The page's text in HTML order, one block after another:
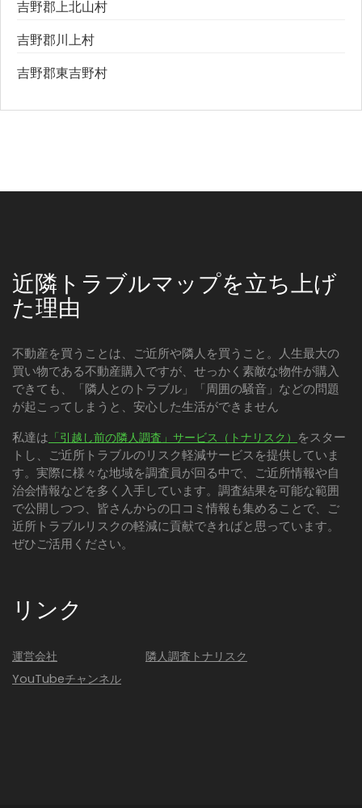
吉野郡上北山村
吉野郡川上村
吉野郡東吉野村
近隣トラブルマップを立ち上げ
た理由
不動産を買うことは、ご近所や隣人を買うこと。人生最大の
買い物である不動産購入ですが、せっかく素敵な物件が購入
できても、「隣人とのトラブル」「周囲の騒音」などの問題
が起こってしまうと、安心した生活ができません
私達は 「引越し前の隣人調査」サービス（トナリスク） をスター
トし、ご近所トラブルのリスク軽減サービスを提供していま
す。実際に様々な地域を調査員が回る中で、ご近所情報や自
治会情報などを多く入手しています。調査結果を可能な範囲
で公開しつつ、皆さんからの口コミ情報も集めることで、ご
近所トラブルリスクの軽減に貢献できればと思っています。
ぜひご活用ください。
リンク
運営会社
YouTubeチャンネル
隣人調査トナリスク